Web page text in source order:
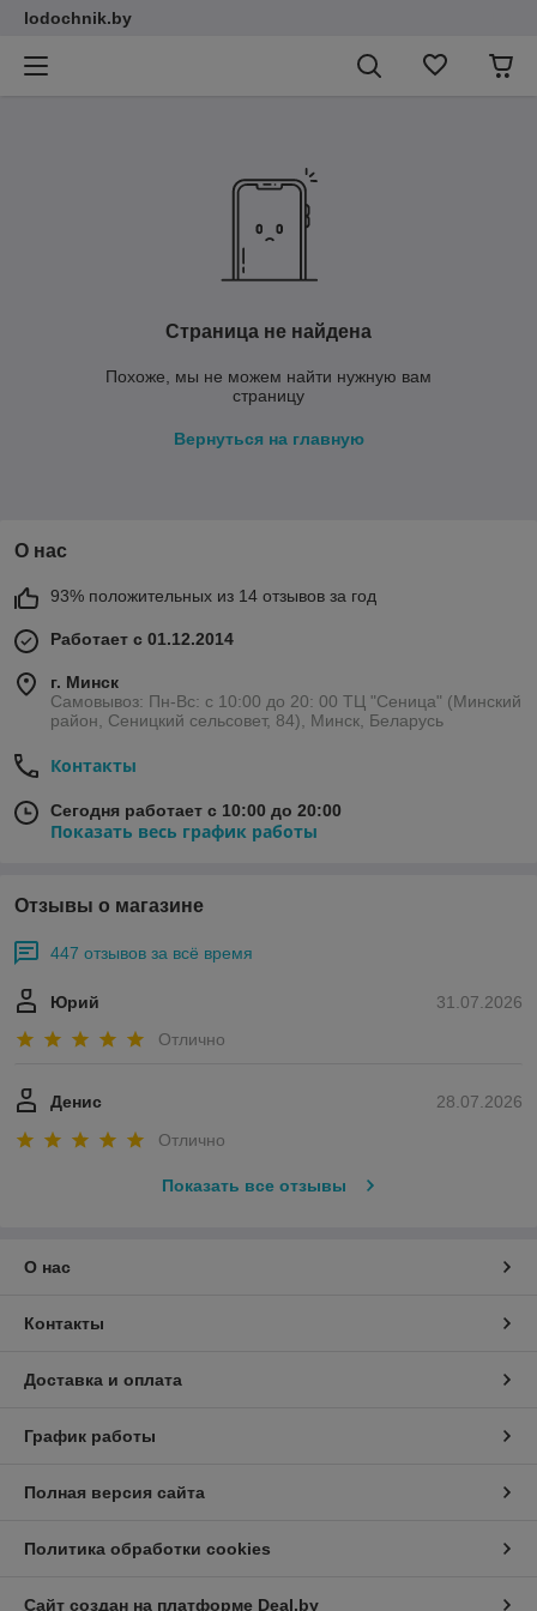
lodochnik.by
Страница не найдена
Похоже, мы не можем найти нужную вам
страницу
Вернуться на главную
О нас
93% положительных из 14 отзывов за год
Работает с 01.12.2014
г. Минск
Самовывоз: Пн-Вс: с 10:00 до 20: 00 ТЦ "Сеница" (Минский
район, Сеницкий сельсовет, 84), Минск, Беларусь
Контакты
Сегодня работает с 10:00 до 20:00
Показать весь график работы
Отзывы о магазине
447 отзывов за всё время
31.07.2026
Юрий
Отлично
28.07.2026
Денис
Отлично
Показать все отзывы
О нас
Контакты
Доставка и оплата
График работы
Полная версия сайта
Политика обработки cookies
Сайт создан на платформе Deal.by